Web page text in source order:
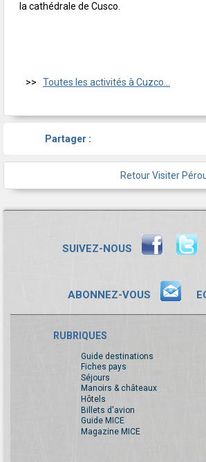
la cathédrale de Cusco.
>> Toutes les activités à Cuzco...
Partager :
Retour Visiter
SUIVEZ-NOUS
ABONNEZ-VOUS
RUBRIQUES
Guide destinations
Fiches pays
Séjours
Manoirs & châteaux
Hôtels
Billets d'avion
Guide MICE
Magazine MICE